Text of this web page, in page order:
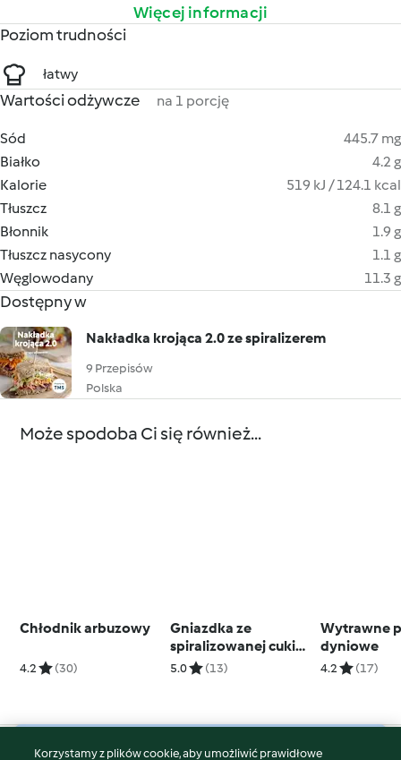
Więcej informacji
Poziom trudności
łatwy
Wartości odżywcze na 1 porcję
Sód
445.7 mg
Białko
4.2 g
Kalorie
519 kJ / 124.1 kcal
Tłuszcz
8.1 g
Błonnik
1.9 g
Tłuszcz nasycony
1.1 g
Węglowodany
11.3 g
Dostępny w
Nakładka krojąca 2.0 ze spiralizerem
9 Przepisów
Polska
Może spodoba Ci się również...
Chłodnik arbuzowy
4.2 (30)
Gniazdka ze
spiralizowanej cukinii
z pesto i pudrem z
5.0 (13)
Wytrawne
dyniowe
4.2 (17)
Korzystamy z plików cookie, aby umożliwić prawidłowe